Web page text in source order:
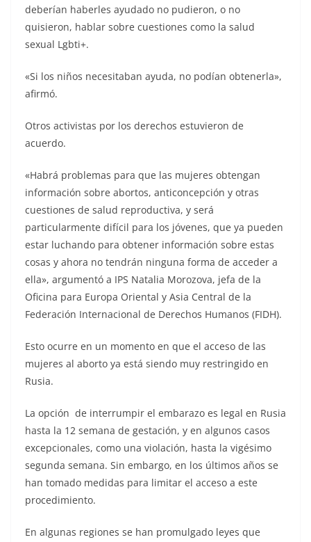
deberían haberles ayudado no pudieron, o no
quisieron, hablar sobre cuestiones como la salud
sexual Lgbti+.
«Si los niños necesitaban ayuda, no podían obtenerla»,
afirmó.
Otros activistas por los derechos estuvieron de
acuerdo.
«Habrá problemas para que las mujeres obtengan
información sobre abortos, anticoncepción y otras
cuestiones de salud reproductiva, y será
particularmente difícil para los jóvenes, que ya pueden
estar luchando para obtener información sobre estas
cosas y ahora no tendrán ninguna forma de acceder a
ella», argumentó a IPS Natalia Morozova, jefa de la
Oficina para Europa Oriental y Asia Central de la
Federación Internacional de Derechos Humanos (FIDH).
Esto ocurre en un momento en que el acceso de las
mujeres al aborto ya está siendo muy restringido en
Rusia.
La opción de interrumpir el embarazo es legal en Rusia
hasta la 12 semana de gestación, y en algunos casos
excepcionales, como una violación, hasta la vigésimo
segunda semana. Sin embargo, en los últimos años se
han tomado medidas para limitar el acceso a este
procedimiento.
En algunas regiones se han promulgado leyes que